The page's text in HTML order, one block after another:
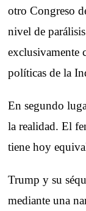
otro Congreso
nivel de
exclusivamente
políticas de la
En segundo
la realidad. El
tiene hoy
Trump y su
mediante una